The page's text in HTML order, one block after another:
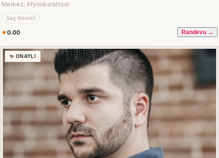
Merkez, Afyonkarahisar
Saç Kesimi
0.00 Randevu →
✨ ONAYLI